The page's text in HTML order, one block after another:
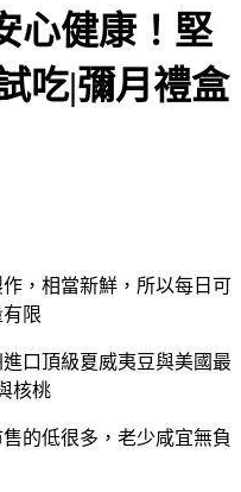
心健康！堅
吃|彌月禮盒
，相當新鮮，所以每日可
限
口頂級夏威夷豆與美國最
核桃
的低很多，老少咸宜無負